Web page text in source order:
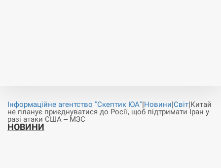
Інформаційне агентство "Скептик ЮА"|Новини|Світ|Китай
не планує приєднуватися до Росії, щоб підтримати Іран у
разі атаки США – МЗС
НОВИНИ